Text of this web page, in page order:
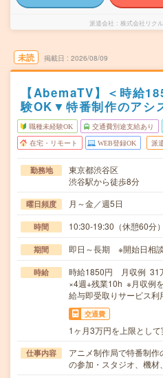
派遣会社 株式会社リク
未読 掲載日 2026/08/09
【AbemaTV】＜時給
験OK▼特番制作のアシ
職種未経験OK 交通費別途支給あり
在宅・リモート WEB登録OK 派
勤務地
東京都渋谷区
渋谷駅から徒歩8分
曜日頻度 月～金／週5日
時間 10:30-19:30（休憩60分
期間 即日～長期 ※開始日相
時給
時給1850円 月収例 31
×4週+残業10h ※月収例
給与即受取りサービス利
交通費
1ヶ月3万円を上限とし
仕事内容
アニメ制作局で特番制
の参加・スタジオ、機